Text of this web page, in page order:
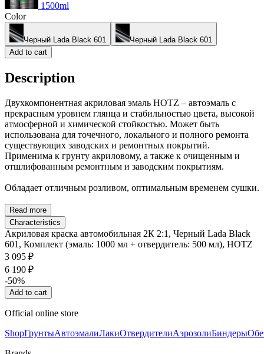
1500ml
Color
Черный Lada Black 601
Черный Lada Black 601
Add to cart
Description
Двухкомпонентная акриловая эмаль HOTZ – автоэмаль с
прекрасным уровнем глянца и стабильностью цвета, высокой
атмосферной и химической стойкостью. Может быть
использована для точечного, локального и полного ремонта
существующих заводских и ремонтных покрытий.
Применима к грунту акриловому, а также к очищенным и
отшлифованным ремонтным и заводским покрытиям.
Обладает отличным розливом, оптимальным временем сушки.
Read more
Characteristics
Акриловая краска автомобильная 2К 2:1, Черный Lada Black
601, Комплект (эмаль: 1000 мл + отвердитель: 500 мл), HOTZ
3 095 ₽
6 190 ₽
-50%
Add to cart
Official online store
ShopГрунтыАвтоэмалиЛакиОтвердителиАэрозолиБиндеры